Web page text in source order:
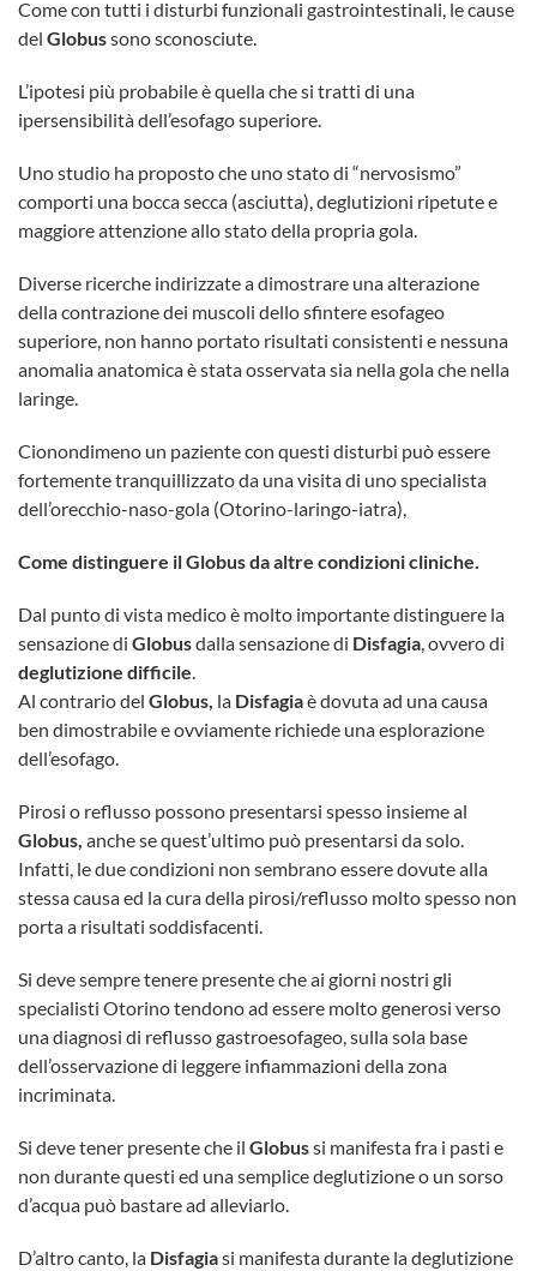
Come con tutti i disturbi funzionali gastrointestinali, le cause
del Globussono sconosciute.
L’ipotesi più probabile è quella che si tratti di una
ipersensibilità dell’esofago superiore.
Uno studio ha proposto che uno stato di “nervosismo”
comporti una bocca secca (asciutta), deglutizioni ripetute e
maggiore attenzione allo stato della propria gola.
Diverse ricerche indirizzate a dimostrare una alterazione
della contrazione dei muscoli dello sfintere esofageo
superiore, non hanno portato risultati consistenti e nessuna
anomalia anatomica è stata osservata sia nella gola che nella
laringe.
Cionondimeno un paziente con questi disturbi può essere
fortemente tranquillizzato da una visita di uno specialista
dell’orecchio-naso-gola (Otorino-laringo-iatra),
Come distinguere il Globus da altre condizioni cliniche.
Dal punto di vista medico è molto importante distinguere la
sensazione di Globusdalla sensazione di Disfagia, ovvero di
deglutizione difficile.
Al contrario del Globus, la Disfagiaè dovuta ad una causa
ben dimostrabile e ovviamente richiede una esplorazione
dell’esofago.
Pirosi o reflusso possono presentarsi spesso insieme al
Globus, anche se quest’ultimo può presentarsi da solo.
Infatti, le due condizioni non sembrano essere dovute alla
stessa causa ed la cura della pirosi/reflusso molto spesso non
porta a risultati soddisfacenti.
Si deve sempre tenere presente che ai giorni nostri gli
specialisti Otorino tendono ad essere molto generosi verso
una diagnosi di reflusso gastroesofageo, sulla sola base
dell’osservazione di leggere infiammazioni della zona
incriminata.
Si deve tener presente che il Globussi manifesta fra i pasti e
non durante questi ed una semplice deglutizione o un sorso
d’acqua può bastare ad alleviarlo.
D’altro canto, la Disfagiasi manifesta durante la deglutizione